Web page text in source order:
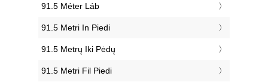
‎91.5 Méter Láb
‎91.5 Metri In Piedi
‎91.5 Metrų Iki Pėdų
‎91.5 Metri Fil Piedi